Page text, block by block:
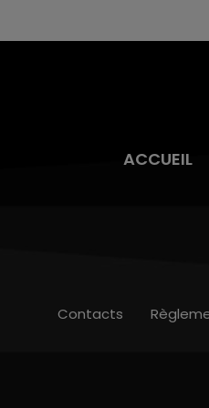
ACCUEIL
Contacts